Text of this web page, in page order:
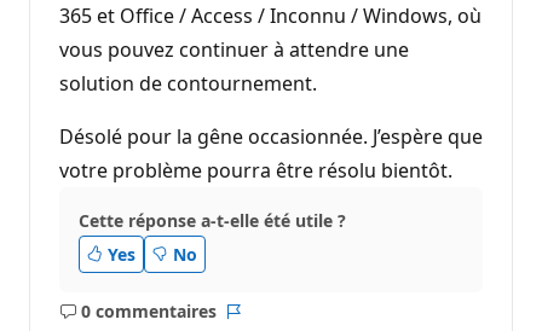
365 et Office / Access / Inconnu / Windows, où
vous pouvez continuer à attendre une
solution de contournement.
Désolé pour la gêne occasionnée. J’espère que
votre problème pourra être résolu bientôt.
Cette réponse a-t-elle été utile ?
Yes
No
0 commentaires
Aucun